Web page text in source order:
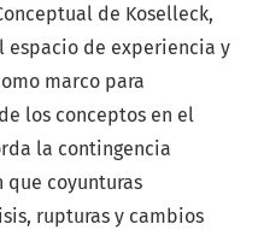
de Koselleck,
espacio de experiencia y
marco para
los conceptos en el
la contingencia
que coyunturas
rupturas y cambios